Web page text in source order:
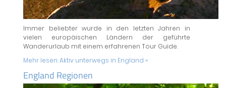
Immer beliebter wurde in den letzten Jahren in
vielen europäischen Ländern der geführte
Wanderurlaub mit einem erfahrenen Tour Guide.
Mehr lesen:Aktiv unterwegs in England »
England Regionen